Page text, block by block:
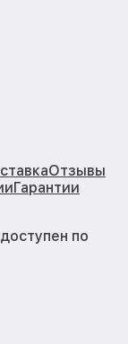
Отзывы
Гарантии
по